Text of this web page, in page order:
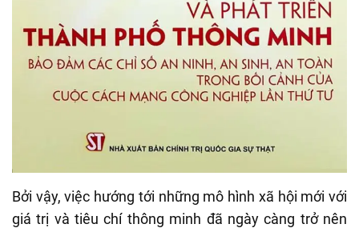
Bởi vậy, việc hướng tới những mô hình xã hội mới với
giá trị và tiêu chí thông minh đã ngày càng trở nên